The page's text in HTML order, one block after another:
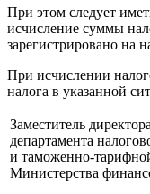
При этом следует
исчисление суммы
зарегистрировано на
При исчислении
налога в указанной
Заместитель директора
департамента
и таможенно-
Министерства